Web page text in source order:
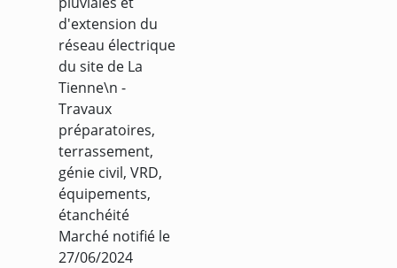
d'extension du
réseau électrique
du site de La
Tienne\n -
Travaux
préparatoires,
terrassement,
génie civil, VRD,
équipements,
étanchéité
Marché notifié le
27/06/2024